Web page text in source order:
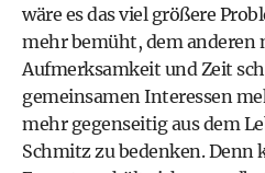
wäre es das viel größere
mehr bemüht, dem anderen
Aufmerksamkeit und Zeit
gemeinsamen Interessen
mehr gegenseitig aus dem
Schmitz zu bedenken. Denn